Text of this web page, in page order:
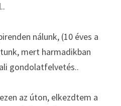
nálunk, (10 éves a
mert harmadikban
gondolatfelvetés..
az úton, elkezdtem a